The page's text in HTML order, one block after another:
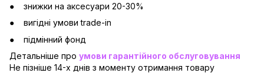
знижки на аксесуари 20-30%
вигідні умови trade-in
підмінний фонд
Детальніше про умови гарантійного обслуговування
Не пізніше 14-х днів з моменту отримання товару